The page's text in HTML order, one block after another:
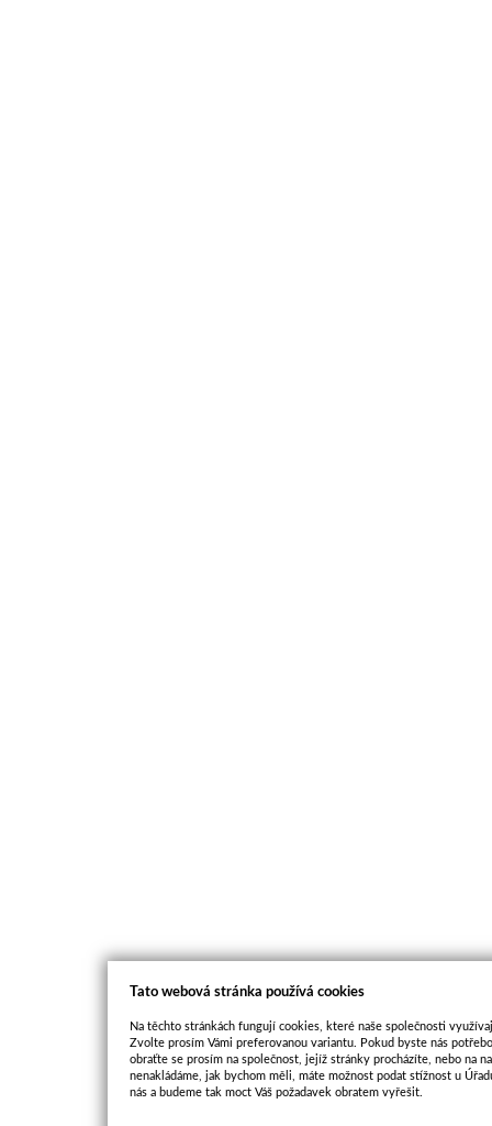
Tato webová stránka používá cookies
Na těchto stránkách fungují cookies, které naše společnosti
Zvolte prosím Vámi preferovanou variantu. Pokud byste nás
obraťte se prosím na společnost, jejíž stránky procházíte, nebo na
nenakládáme, jak bychom měli, máte možnost podat stížnost u
nás a budeme tak moct Váš požadavek obratem vyřešit.